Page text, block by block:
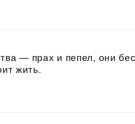
— прах и пепел, они
жить.